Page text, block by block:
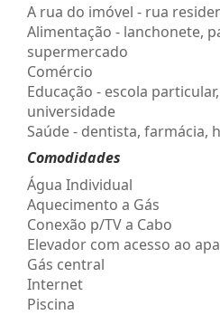
A rua do imóvel - rua
Alimentação - lanchonete,
supermercado
Comércio
Educação - escola
universidade
Saúde - dentista, farmácia,
Comodidades
Água Individual
Aquecimento a Gás
Conexão p/TV a Cabo
Elevador com acesso ao
Gás central
Internet
Piscina